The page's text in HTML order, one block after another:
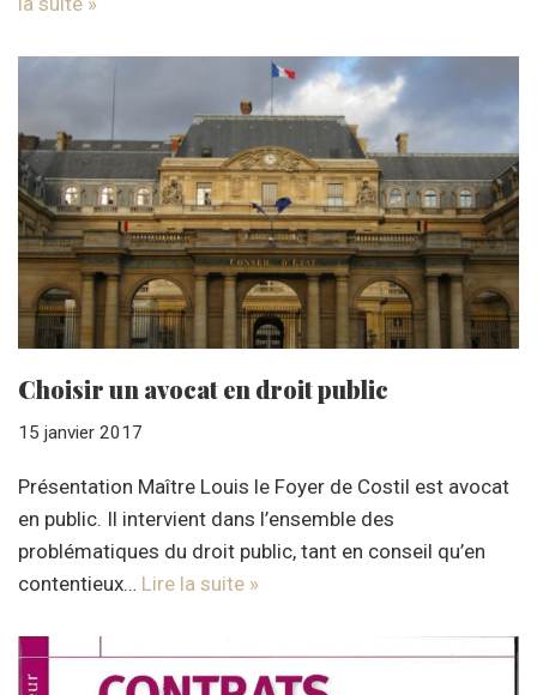
Choisir un avocat en droit public
15 janvier 2017
Présentation Maître Louis le Foyer de Costil est avocat
en public. Il intervient dans l’ensemble des
problématiques du droit public, tant en conseil qu’en
contentieux… Lire la suite »